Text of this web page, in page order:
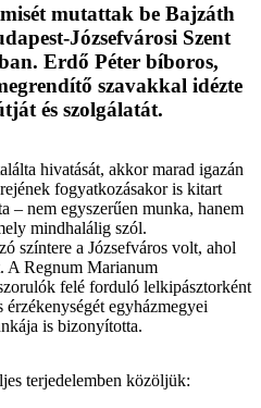
mutattak be Bajzáth
Józsefvárosi Szent
Erdő Péter bíboros,
szavakkal idézte
és szolgálatát.
hivatását, akkor marad igazán
fogyatkozásakor is kitart
– nem egyszerűen munka, hanem
mindhalálig szól.
színtere a Józsefváros volt, ahol
A Regnum Marianum
felé forduló lelkipásztorként
egyházmegyei
is bizonyította.
terjedelemben közöljük: